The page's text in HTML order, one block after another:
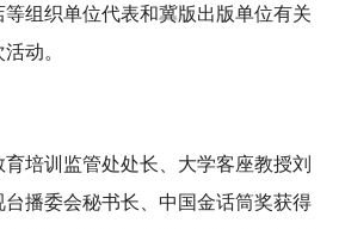
组织单位代表和冀版出版单位有关
动。
培训监管处处长、大学客座教授刘
播委会秘书长、中国金话筒奖获得